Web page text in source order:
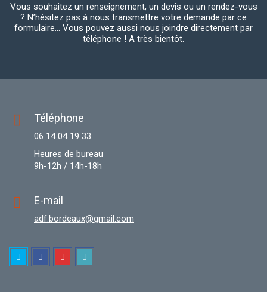
Vous souhaitez un renseignement, un devis ou un rendez-vous
? N’hésitez pas à nous transmettre votre demande par ce
formulaire... Vous pouvez aussi nous joindre directement par
téléphone ! A très bientôt.
Téléphone
06 14 04 19 33
Heures de bureau
9h-12h / 14h-18h
E-mail
adf.bordeaux@gmail.com